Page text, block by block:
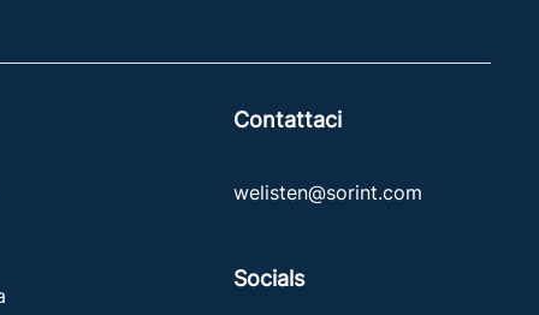
Contattaci
welisten@sorint.com
Socials